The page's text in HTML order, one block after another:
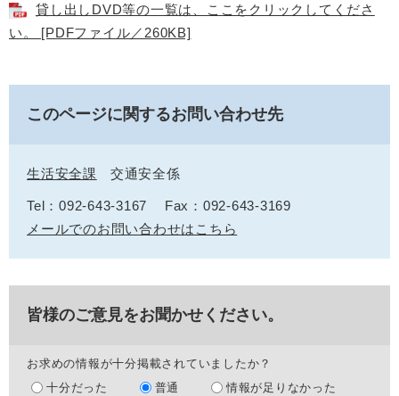
貸し出しDVD等の一覧は、ここをクリックしてくださ
い。 [PDFファイル／260KB]
このページに関するお問い合わせ先
生活安全課 交通安全係
Tel：092-643-3167
Fax：092-643-3169
メールでのお問い合わせはこちら
皆様のご意見をお聞かせください。
お求めの情報が十分掲載されていましたか？
十分だった
普通 情報が足りなかった